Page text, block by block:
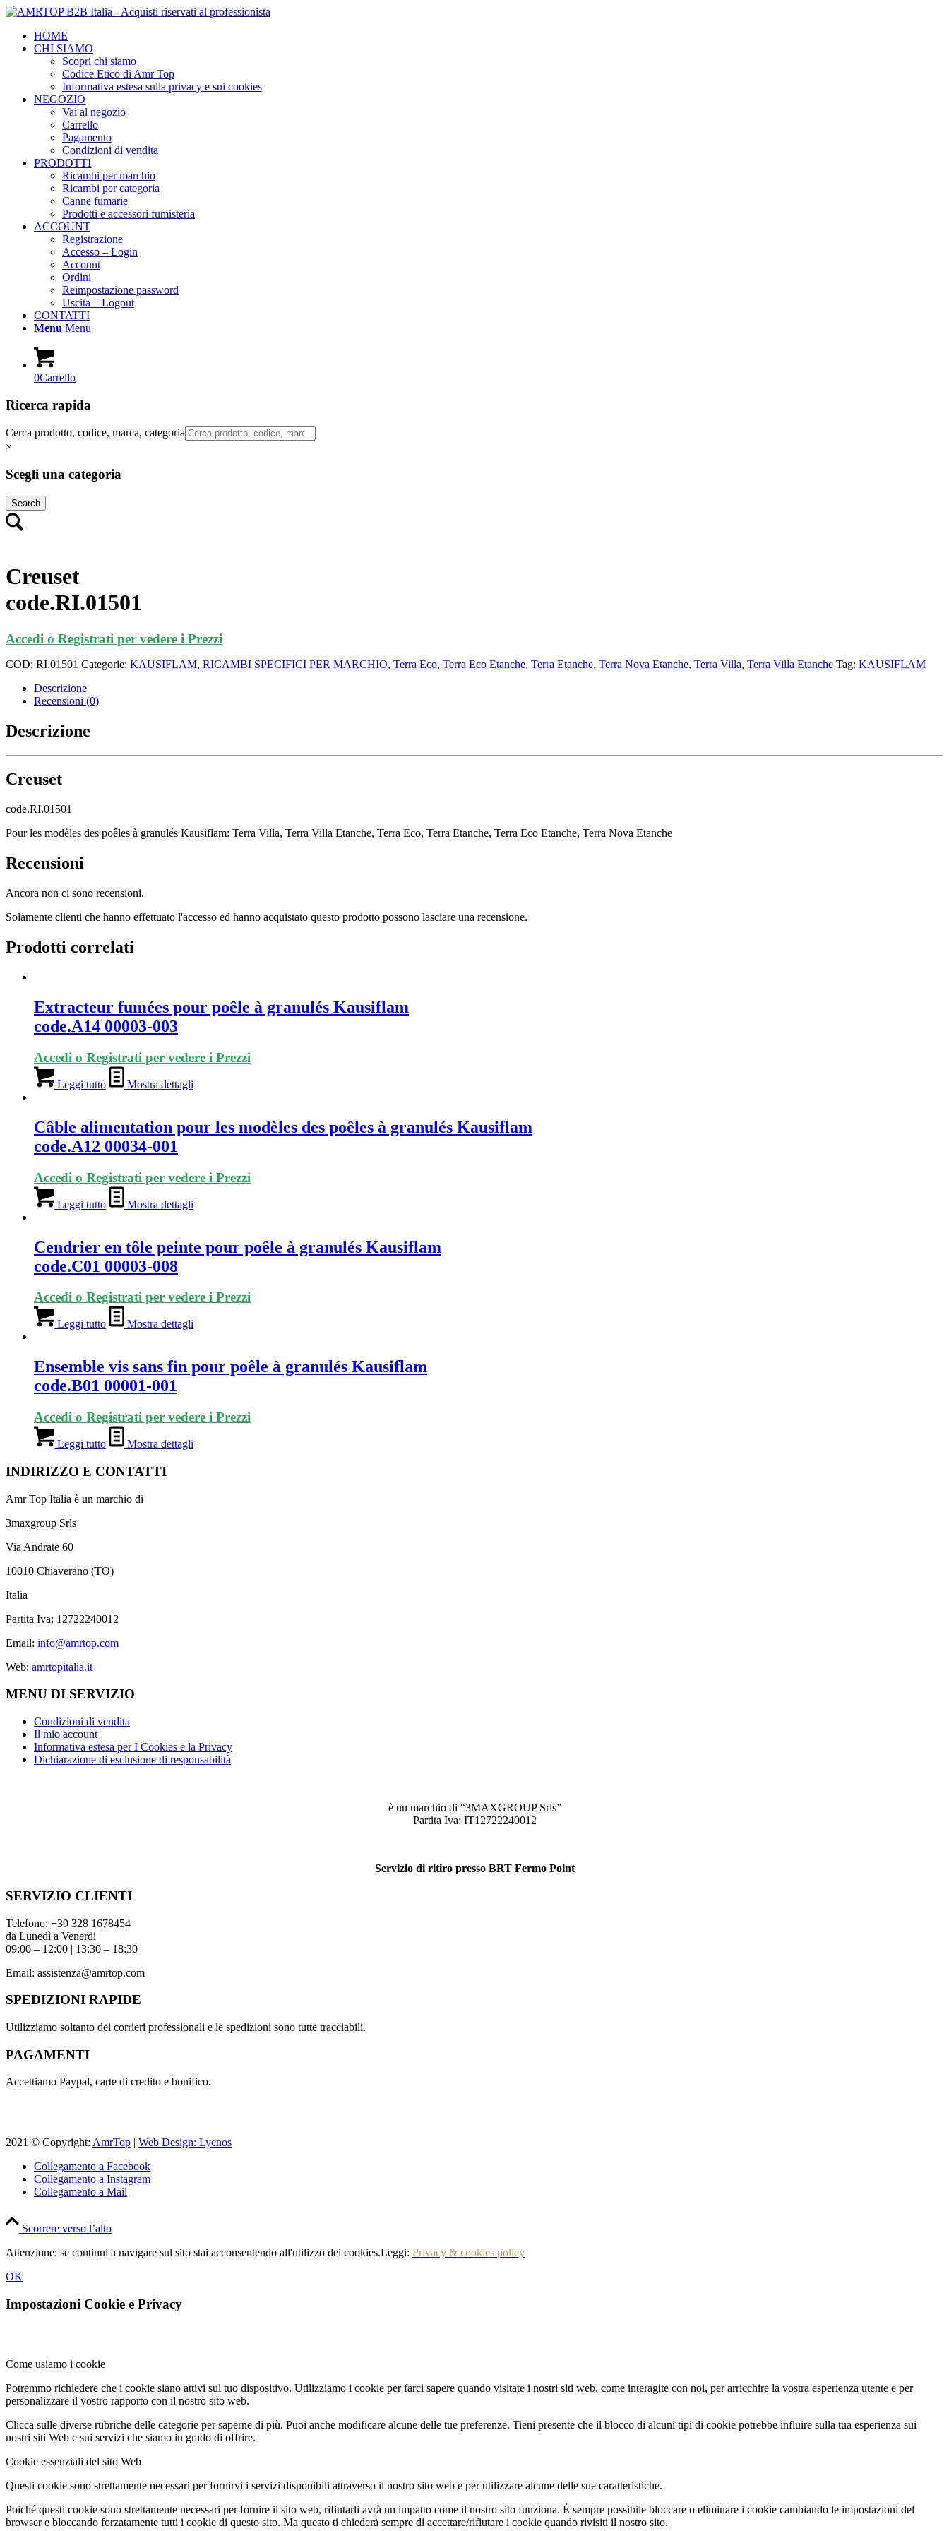
HOME
CHI SIAMO
Scopri chi siamo
Codice Etico di Amr Top
Informativa estesa sulla privacy e sui cookies
NEGOZIO
Vai al negozio
Carrello
Pagamento
Condizioni di vendita
PRODOTTI
Ricambi per marchio
Ricambi per categoria
Canne fumarie
Prodotti e accessori fumisteria
ACCOUNT
Registrazione
Accesso – Login
Account
Ordini
Reimpostazione password
Uscita – Logout
CONTATTI
Menu Menu
0Carrello
Ricerca rapida
Cerca prodotto, codice, marca, categoria
×
Scegli una categoria
Search
Creuset
code.RI.01501
Accedi o Registrati per vedere i Prezzi
COD: RI.01501 Categorie: KAUSIFLAM, RICAMBI SPECIFICI PER MARCHIO, Terra Eco, Terra Eco Etanche, Terra Etanche, Terra Nova Etanche, Terra Villa, Terra Villa Etanche Tag: KAUSIFLAM
Descrizione
Recensioni (0)
Descrizione
Creuset
code.RI.01501
Pour les modèles des poêles à granulés Kausiflam: Terra Villa, Terra Villa Etanche, Terra Eco, Terra Etanche, Terra Eco Etanche, Terra Nova Etanche
Recensioni
Ancora non ci sono recensioni.
Solamente clienti che hanno effettuato l'accesso ed hanno acquistato questo prodotto possono lasciare una recensione.
Prodotti correlati
Extracteur fumées pour poêle à granulés Kausiflam
code.A14 00003-003
Accedi o Registrati per vedere i Prezzi
Leggi tutto Mostra dettagli
Câble alimentation pour les modèles des poêles à granulés Kausiflam
code.A12 00034-001
Accedi o Registrati per vedere i Prezzi
Leggi tutto Mostra dettagli
Cendrier en tôle peinte pour poêle à granulés Kausiflam
code.C01 00003-008
Accedi o Registrati per vedere i Prezzi
Leggi tutto Mostra dettagli
Ensemble vis sans fin pour poêle à granulés Kausiflam
code.B01 00001-001
Accedi o Registrati per vedere i Prezzi
Leggi tutto Mostra dettagli
INDIRIZZO E CONTATTI
Amr Top Italia è un marchio di
3maxgroup Srls
Via Andrate 60
10010 Chiaverano (TO)
Italia
Partita Iva: 12722240012
Email: info@amrtop.com
Web: amrtopitalia.it
MENU DI SERVIZIO
Condizioni di vendita
Il mio account
Informativa estesa per I Cookies e la Privacy
Dichiarazione di esclusione di responsabilità
è un marchio di “3MAXGROUP Srls”
Partita Iva: IT12722240012
Servizio di ritiro presso BRT Fermo Point
SERVIZIO CLIENTI
Telefono: +39 328 1678454
da Lunedì a Venerdi
09:00 – 12:00 | 13:30 – 18:30
Email: assistenza@amrtop.com
SPEDIZIONI RAPIDE
Utilizziamo soltanto dei corrieri professionali e le spedizioni sono tutte tracciabili.
PAGAMENTI
Accettiamo Paypal, carte di credito e bonifico.
2021 © Copyright: AmrTop | Web Design: Lycnos
Collegamento a Facebook
Collegamento a Instagram
Collegamento a Mail
Scorrere verso l’alto
Attenzione: se continui a navigare sul sito stai acconsentendo all'utilizzo dei cookies.Leggi: Privacy & cookies policy
OK
Impostazioni Cookie e Privacy
Come usiamo i cookie
Potremmo richiedere che i cookie siano attivi sul tuo dispositivo. Utilizziamo i cookie per farci sapere quando visitate i nostri siti web, come interagite con noi, per arricchire la vostra esperienza utente e per
personalizzare il vostro rapporto con il nostro sito web.
Clicca sulle diverse rubriche delle categorie per saperne di più. Puoi anche modificare alcune delle tue preferenze. Tieni presente che il blocco di alcuni tipi di cookie potrebbe influire sulla tua esperienza sui
nostri siti Web e sui servizi che siamo in grado di offrire.
Cookie essenziali del sito Web
Questi cookie sono strettamente necessari per fornirvi i servizi disponibili attraverso il nostro sito web e per utilizzare alcune delle sue caratteristiche.
Poiché questi cookie sono strettamente necessari per fornire il sito web, rifiutarli avrà un impatto come il nostro sito funziona. È sempre possibile bloccare o eliminare i cookie cambiando le impostazioni del
browser e bloccando forzatamente tutti i cookie di questo sito. Ma questo ti chiederà sempre di accettare/rifiutare i cookie quando rivisiti il nostro sito.